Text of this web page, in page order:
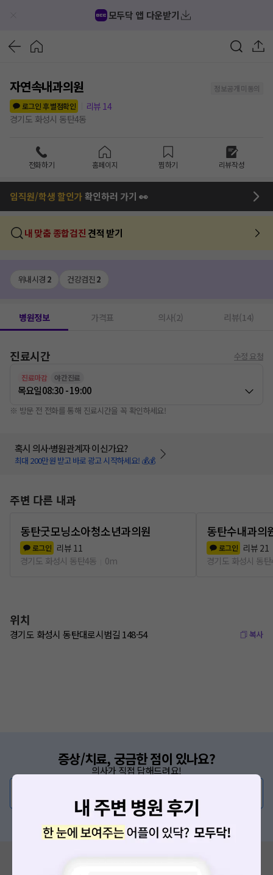
모두닥 앱 다운받기
자연속내과의원
정보공개 미동의
로그인 후 별점확인
리뷰 14
경기도 화성시 동탄4동
전화하기 홈페이지 찜하기 리뷰작성
임직원/학생 할인가확인하러 가기 👀
내 맞춤 종합검진 견적 받기
위내시경 2 건강검진 2
병원정보 가격표 의사(2) 리뷰(14)
진료시간 수정 요청
진료마감 야간진료
목요일08:30 - 19:00
※ 방문 전 전화를 통해 진료시간을 꼭 확인하세요!
혹시 의사·병원관계자 이신가요?
최대 200만원 받고 바로 광고 시작하세요! 💰💰
주변 다른 내과
동탄굿모닝소아청소년과의원
로그인 리뷰 11
경기도 화성시 동탄4동
0m
동탄수내과의
로그인 리뷰 21
경기도 화성시 동
위치
경기도 화성시 동탄대로시범길 148-54 복사
증상/치료, 궁금한 점이 있나요?
의사가 직접 답해드려요!
혹은, 의료상담 서비스에 다양한 게시글 보러가기